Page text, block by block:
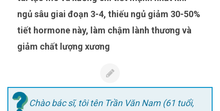
ngủ sâu giai đoạn 3-4, thiếu ngủ giảm 30-50%
tiết hormone này, làm chậm lành thương và
giảm chất lượng xương
Chào bác sĩ, tôi tên Trần Văn Nam (61 tuổi,